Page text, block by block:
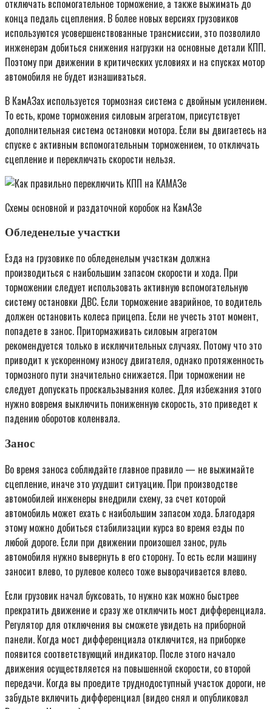
отключать вспомогательное торможение, а также выжимать до
конца педаль сцепления. В более новых версиях грузовиков
используются усовершенствованные трансмиссии, это позволило
инженерам добиться снижения нагрузки на основные детали КПП.
Поэтому при движении в критических условиях и на спусках мотор
автомобиля не будет изнашиваться.
В КамАЗах используется тормозная система с двойным усилением.
То есть, кроме торможения силовым агрегатом, присутствует
дополнительная система остановки мотора. Если вы двигаетесь на
спуске с активным вспомогательным торможением, то отключать
сцепление и переключать скорости нельзя.
Схемы основной и раздаточной коробок на КамАЗе
Обледенелые участки
Езда на грузовике по обледенелым участкам должна
производиться с наибольшим запасом скорости и хода. При
торможении следует использовать активную вспомогательную
систему остановки ДВС. Если торможение аварийное, то водитель
должен остановить колеса прицепа. Если не учесть этот момент,
попадете в занос. Притормаживать силовым агрегатом
рекомендуется только в исключительных случаях. Потому что это
приводит к ускоренному износу двигателя, однако протяженность
тормозного пути значительно снижается. При торможении не
следует допускать проскальзывания колес. Для избежания этого
нужно вовремя выключить пониженную скорость, это приведет к
падению оборотов коленвала.
Занос
Во время заноса соблюдайте главное правило — не выжимайте
сцепление, иначе это ухудшит ситуацию. При производстве
автомобилей инженеры внедрили схему, за счет которой
автомобиль может ехать с наибольшим запасом хода. Благодаря
этому можно добиться стабилизации курса во время езды по
любой дороге. Если при движении произошел занос, руль
автомобиля нужно вывернуть в его сторону. То есть если машину
заносит влево, то рулевое колесо тоже выворачивается влево.
Если грузовик начал буксовать, то нужно как можно быстрее
прекратить движение и сразу же отключить мост дифференциала.
Регулятор для отключения вы сможете увидеть на приборной
панели. Когда мост дифференциала отключится, на приборке
появится соответствующий индикатор. После этого начало
движения осуществляется на повышенной скорости, со второй
передачи. Когда вы проедите труднодоступный участок дороги, не
забудьте включить дифференциал (видео снял и опубликовал